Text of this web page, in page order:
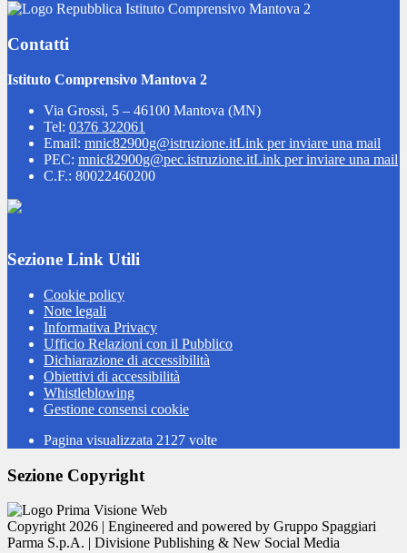
Istituto Comprensivo Mantova 2
Contatti
Istituto Comprensivo Mantova 2
Via Grossi, 5 – 46100 Mantova (MN)
Tel: 0376 322061
Email: mnic82900g@istruzione.itLink per inviare una mail
PEC: mnic82900g@pec.istruzione.itLink per inviare una mail
C.F.: 80022460200
Sezione Link Utili
Cookie policy
Note legali
Informativa Privacy
Ufficio Relazioni con il Pubblico
Dichiarazione di accessibilità
Obiettivi di accessibilità
Whistleblowing
Gestione consensi cookie
Pagina visualizzata 2127 volte
Sezione Copyright
Copyright 2026 | Engineered and powered by Gruppo Spaggiari
Parma S.p.A. | Divisione Publishing & New Social Media